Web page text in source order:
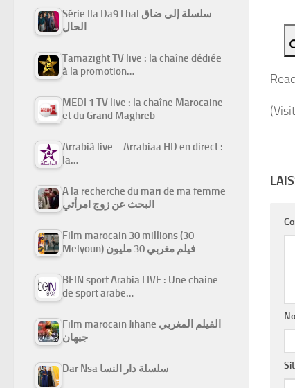
Série Ila Da9 Lhal سلسلة إلى ضاق
الحال
Tamazight TV live : la chaîne dédiée
à la promotion…
MEDI 1 TV live : la chaîne Marocaine
et du Grand Maghreb
Arrabiâ live – Arrabiaa HD en direct :
la…
A la recherche du mari de ma femme
البحث عن زوج امرأتي
Film marocain 30 millions (30
Melyoun) فيلم مغربي 30 مليون
BEIN sport Arabia LIVE : Une chaine
de sport arabe…
Film marocain Jihane الفيلم المغربي
جيهان
Dar Nsa سلسلة دار النسا